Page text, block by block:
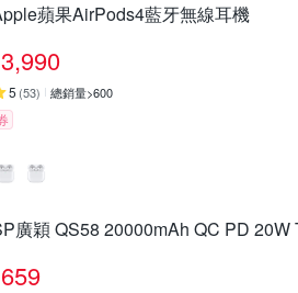
蘋果AirPods4藍牙無線耳機
3,990
5 (53) 總銷量>600
廣穎 QS58 20000mAh QC PD
659